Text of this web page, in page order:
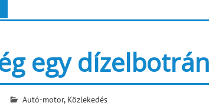
egy
Autó-motor, Közlekedés